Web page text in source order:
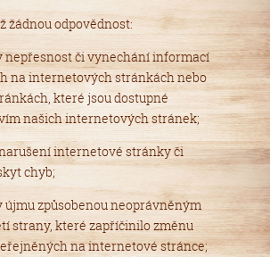
žádnou odpovědnost:
nepřesnost či vynechání informací
na internetových stránkách nebo
které jsou dostupné
našich internetových stránek;
internetové stránky či
chyb;
újmu způsobenou neoprávněným
strany, které zapříčinilo změnu
na internetové stránce;